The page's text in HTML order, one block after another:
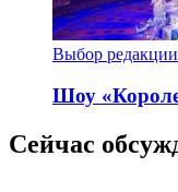
Выбор редакции
Шоу
Сейчас